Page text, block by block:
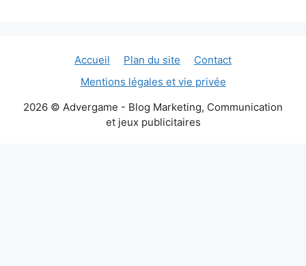
Accueil Plan du site
Contact
Mentions légales et vie privée
2026 © Advergame - Blog Marketing, Communication
et jeux publicitaires